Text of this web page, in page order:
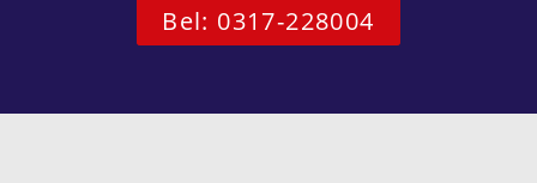
Bel: 0317-228004